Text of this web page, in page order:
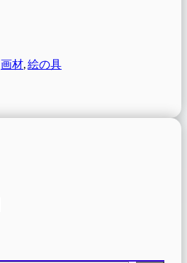
画材, 絵の具